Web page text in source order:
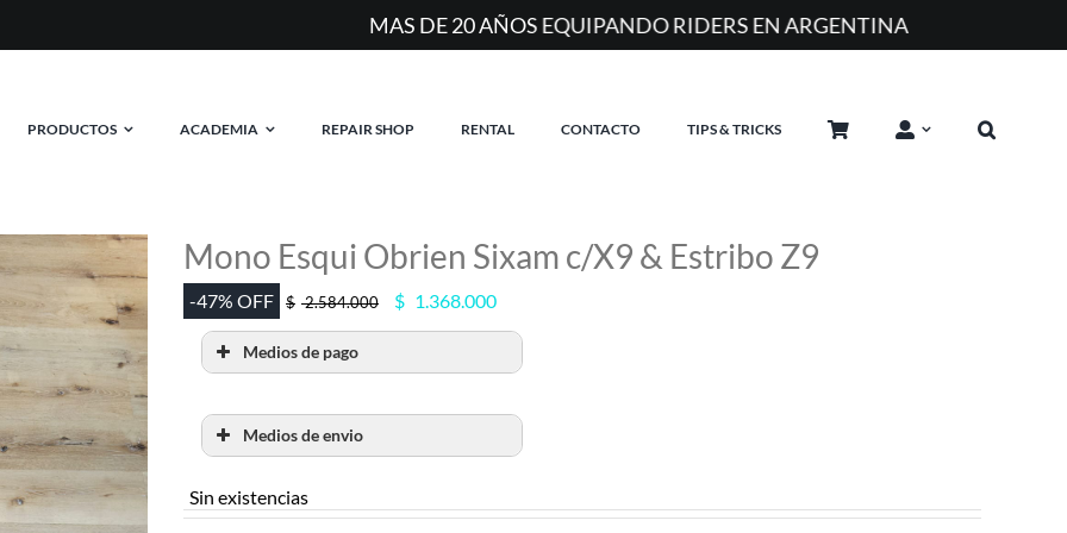
MAS DE 20 AÑOS EQUIPANDO RIDERS EN ARGENTINA
PRODUCTOS ACADEMIA REPAIR SHOP RENTAL CONTACTO TIPS & TRICKS
Mono Esqui Obrien Sixam c/X9 & Estribo Z9
-47% OFF $ 2.584.000
El
era:
$ 1.368.000El
actual
es:
Medios de pago
Medios de envio
ROOM
Sin existencias